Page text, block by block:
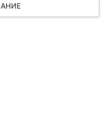
который всегда
один на один с
ситуация
и не горевать,
ее на свою
важную операцию
В больнице
по имени Назлы,